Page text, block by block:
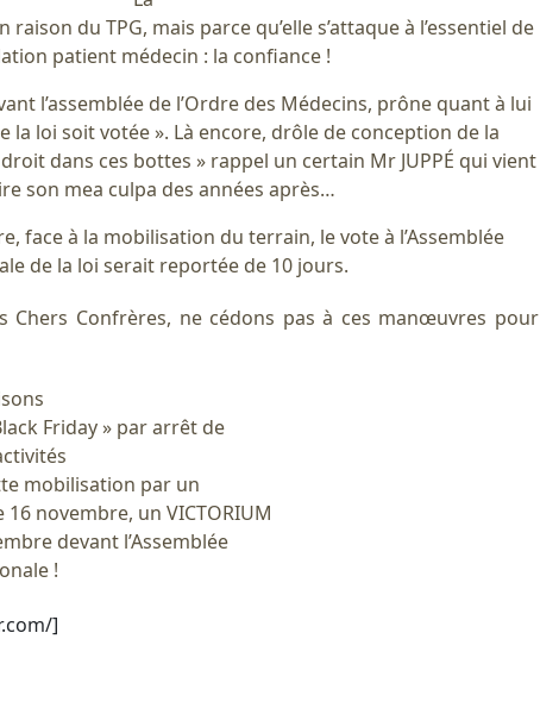
raison du TPG, mais parce qu’elle s’attaque à l’essentiel de
patient médecin : la confiance !
l’assemblée de l’Ordre des Médecins, prône quant à lui
la loi soit votée ». Là encore, drôle de conception de la
dans ces bottes » rappel un certain Mr JUPPÉ qui vient
son mea culpa des années après…
face à la mobilisation du terrain, le vote à l’Assemblée
de la loi serait reportée de 10 jours.
Chers Confrères, ne cédons pas à ces manœuvres pour
Friday » par arrêt de
mobilisation par un
16 novembre, un VICTORIUM
devant l’Assemblée
!
]